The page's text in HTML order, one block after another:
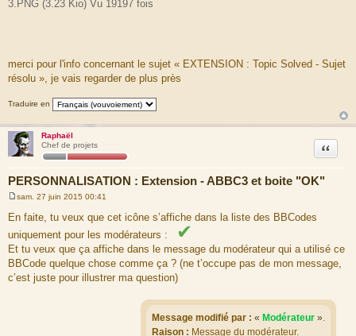
3.PNG (3.23 Kio) Vu 19197 fois
merci pour l'info concernant le sujet « EXTENSION : Topic Solved - Sujet
résolu », je vais regarder de plus près
Traduire en
Raphaël
Chef de projets
PERSONNALISATION : Extension - ABBC3 et boite "OK"
Citation
s
s
g
e
sam. 27 juin 2015 00:41
En faite, tu veux que cet icône s’affiche dans la liste des BBCodes
uniquement pour les modérateurs :
✔
Et tu veux que ça affiche dans le message du modérateur qui a utilisé ce
BBCode quelque chose comme ça ? (ne t’occupe pas de mon message,
c’est juste pour illustrer ma question)
Message modifié par : « Modérateur »
Raison : Message du modérateur.